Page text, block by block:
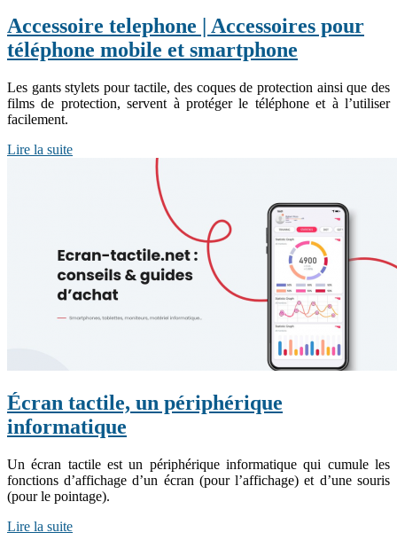
Accessoire telephone | Accessoires pour
téléphone mobile et smartphone
Les gants stylets pour tactile, des coques de protection ainsi que des
films de protection, servent à protéger le téléphone et à l’utiliser
facilement.
Lire la suite
Écran tactile, un périphérique
informatique
Un écran tactile est un périphérique informatique qui cumule les
fonctions d’affichage d’un écran (pour l’affichage) et d’une souris
(pour le pointage).
Lire la suite